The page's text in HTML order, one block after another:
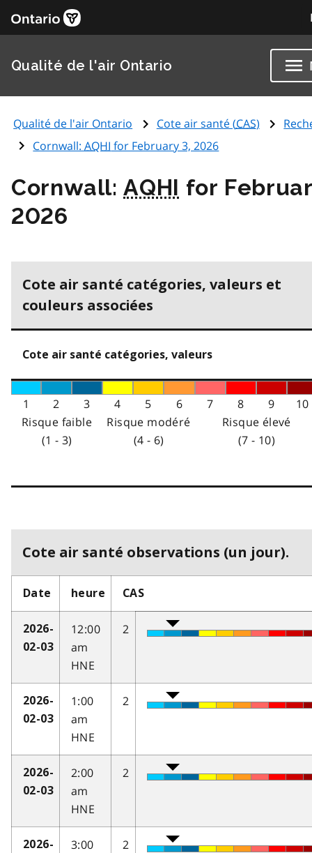
Qualité de l'air Ontario
Qualité de l'air Ontario Cote air santé (CAS)
Cornwall:AQHI for February 3, 2026
Cornwall:AQHI for
2026
Cote air santé catégories, valeurs et
couleurs associées
Cote air santé catégories, valeurs
1 2 3 4 5 6 7 8 9
10
Risque faible
(1 - 3)
Risque modéré
(4 - 6)
Risque élevé
(7 - 10)
Cote air santé observations (un jour).
Date heure CAS
2026-
02-03
12:00
am
HNE
2
2026-
02-03
1:00
am
HNE
2
2026-
02-03
2:00
am
HNE
2
2026-
3:00
2